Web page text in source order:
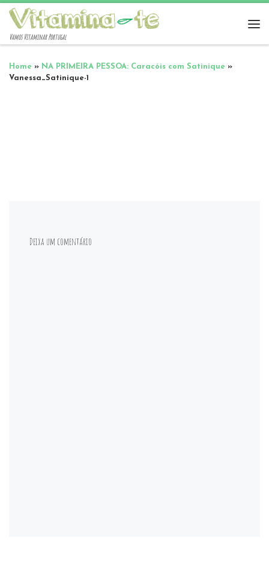
Vamos Vitaminar Portugal
Home » NA PRIMEIRA PESSOA: Caracóis com Satinique »
Vanessa_Satinique-1
Deixa um comentário